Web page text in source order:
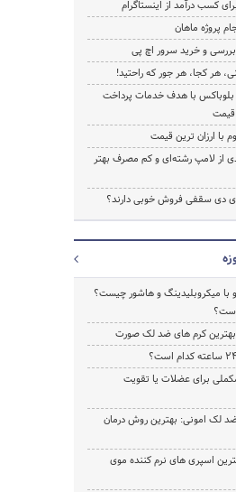
کسب درآمد از اینستاگرام
پروژه ماهان
هر کجا، هر جور که راحتید!
بلوباکس با هدف خدمات پرداخت
قیمت
با ارزان ترین قیمت
از لامپ رشته‌ای و کم مصرف بهتر
دی سقفی فروش خوبی دارند؟
با میکروبلیدینگ و هاشور چیست؟
برای عضلات یا تقویت
لک امونی: بهترین روش درمان
اسپری های نرم‌ کننده موی